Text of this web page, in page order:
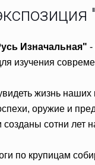
Изначальная" -
изучения
жизнь
оружие и
сотни лет
по крупицам